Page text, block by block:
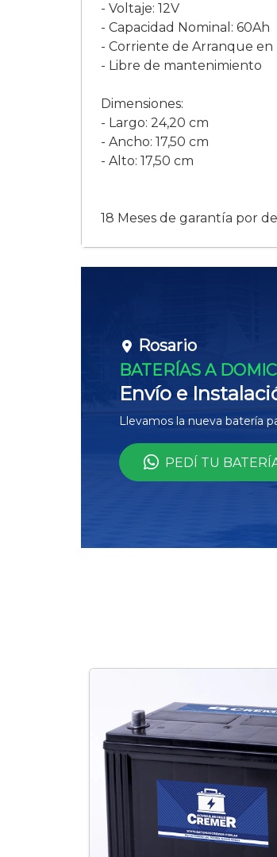
- Voltaje: 12V
- Capacidad Nominal: 60Ah
- Corriente de Arranque en
- Libre de mantenimiento
Dimensiones:
- Largo: 24,20 cm
- Ancho: 17,50 cm
- Alto: 17,50 cm
18 Meses de garantía por
Rosario
BATERÍAS A
Envío e
Llevamos la nueva batería
PEDÍ TU